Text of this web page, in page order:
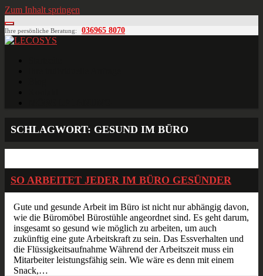
Zum Inhalt springen
Ihre persönliche Beratung: 036965 8070
SCHLAGWORT: GESUND IM BÜRO
SO ARBEITET JEDER IM BÜRO GESÜNDER
Gute und gesunde Arbeit im Büro ist nicht nur abhängig davon,
wie die Büromöbel Bürostühle angeordnet sind. Es geht darum,
insgesamt so gesund wie möglich zu arbeiten, um auch
zukünftig eine gute Arbeitskraft zu sein. Das Essverhalten und
die Flüssigkeitsaufnahme Während der Arbeitszeit muss ein
Mitarbeiter leistungsfähig sein. Wie wäre es denn mit einem
Snack,…